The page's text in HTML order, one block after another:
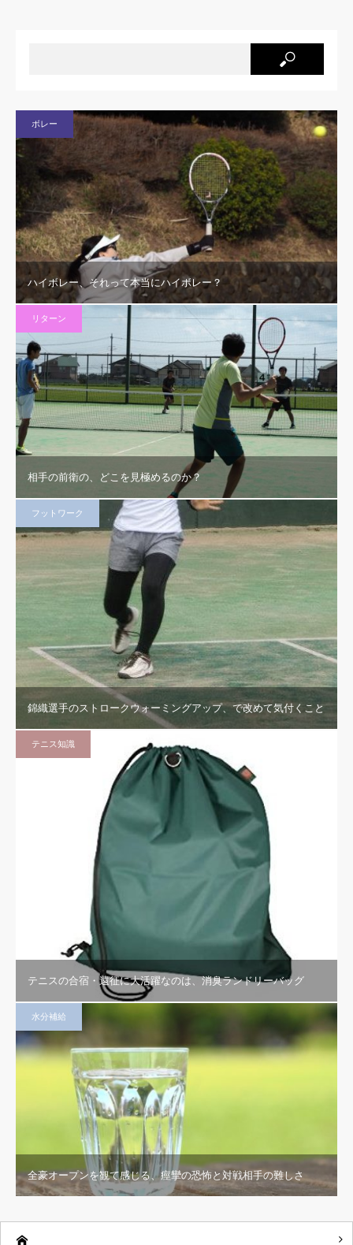
ボレー
ハイボレー、それって本当にハイボレー？
リターン
相手の前衛の、どこを見極めるのか？
フットワーク
錦織選手のストロークウォーミングアップ、で改めて気付くこと
テニス知識
テニスの合宿・遠征に大活躍なのは、消臭ランドリーバッグ
水分補給
全豪オープンを観て感じる、痙攣の恐怖と対戦相手の難しさ